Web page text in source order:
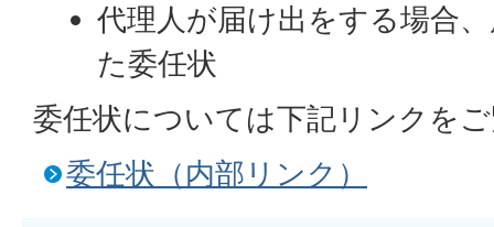
代理人が届け出をする場合
た委任状
委任状については下記リンクを
委任状（内部リンク）